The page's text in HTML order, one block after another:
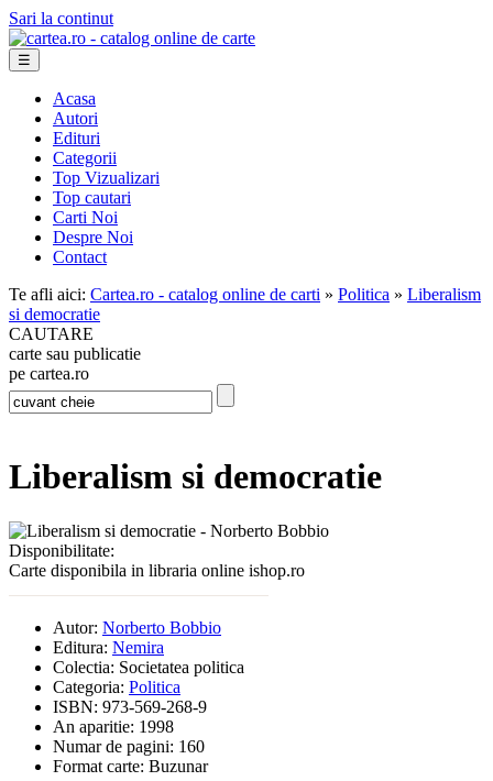
Sari la continut
☰
Acasa
Autori
Edituri
Categorii
Top Vizualizari
Top cautari
Carti Noi
Despre Noi
Contact
Te afli aici: Cartea.ro - catalog online de carti » Politica » Liberalism
si democratie
CAUTARE
carte sau publicatie
pe cartea.ro
Liberalism si democratie
Disponibilitate:
Carte disponibila in libraria online ishop.ro
Autor: Norberto Bobbio
Editura: Nemira
Colectia: Societatea politica
Categoria: Politica
ISBN: 973-569-268-9
An aparitie: 1998
Numar de pagini: 160
Format carte: Buzunar